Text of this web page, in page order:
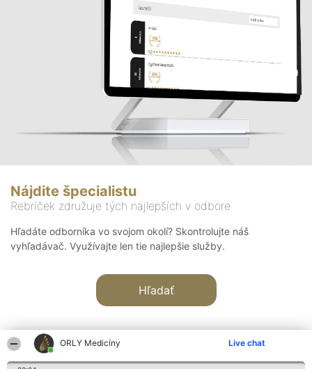
ORLY Medicíny Live chat
Nájdite špecialistu
Rebríček združuje tých najlepších v odbore
Hľadáte odborníka vo svojom okolí? Skontrolujte náš
vyhľadávač. Využívajte len tie najlepšie služby.
Hľadať